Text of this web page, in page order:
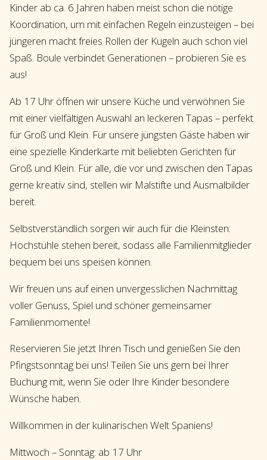
Kinder ab ca. 6 Jahren haben meist schon die nötige
Koordination, um mit einfachen Regeln einzusteigen – bei
jüngeren macht freies Rollen der Kugeln auch schon viel
Spaß. Boule verbindet Generationen – probieren Sie es
aus!
Ab 17 Uhr öffnen wir unsere Küche und verwöhnen Sie
mit einer vielfältigen Auswahl an leckeren Tapas – perfekt
für Groß und Klein. Für unsere jüngsten Gäste haben wir
eine spezielle Kinderkarte mit beliebten Gerichten für
Groß und Klein. Für alle, die vor und zwischen den Tapas
gerne kreativ sind, stellen wir Malstifte und Ausmalbilder
bereit.
Selbstverständlich sorgen wir auch für die Kleinsten:
Hochstühle stehen bereit, sodass alle Familienmitglieder
bequem bei uns speisen können.
Wir freuen uns auf einen unvergesslichen Nachmittag
voller Genuss, Spiel und schöner gemeinsamer
Familienmomente!
Reservieren Sie jetzt Ihren Tisch und genießen Sie den
Pfingstsonntag bei uns! Teilen Sie uns gern bei Ihrer
Buchung mit, wenn Sie oder Ihre Kinder besondere
Wünsche haben.
Willkommen in der kulinarischen Welt Spaniens!
Mittwoch – Sonntag: ab 17 Uhr